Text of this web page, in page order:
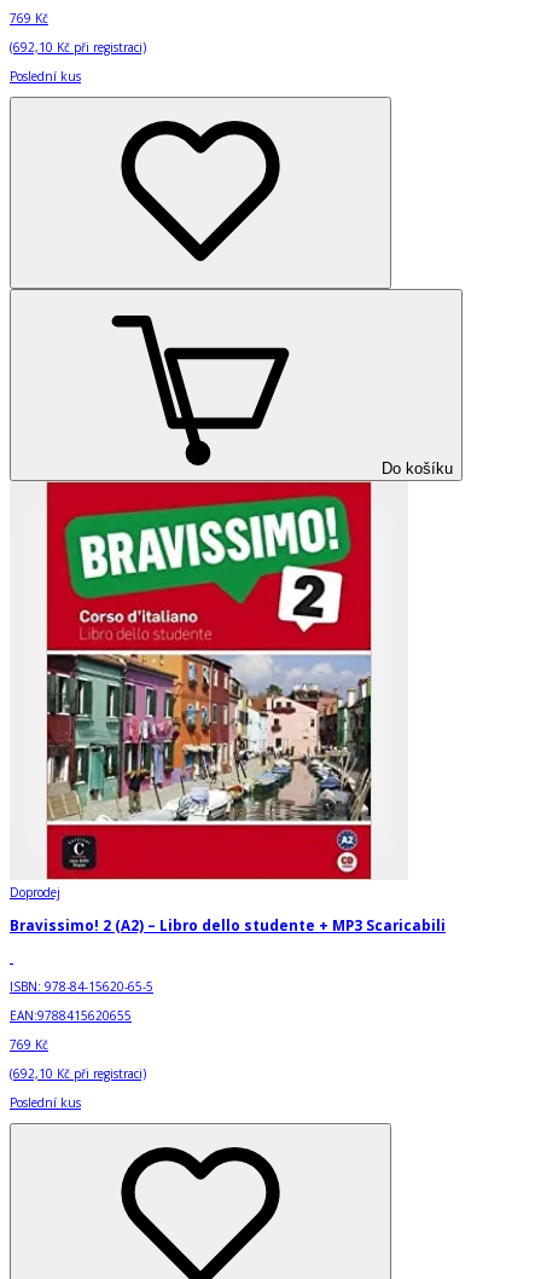
769 Kč
(692,10 Kč při registraci)
Poslední kus
Do košíku
Doprodej
Bravissimo! 2 (A2) – Libro dello studente + MP3 Scaricabili
ISBN: 978-84-15620-65-5
EAN:9788415620655
769 Kč
(692,10 Kč při registraci)
Poslední kus